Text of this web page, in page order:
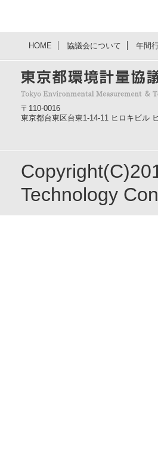
HOME 協議会について 年間
〒110-0016
東京都台東区台東1-14-11 ヒロキビル
Technology